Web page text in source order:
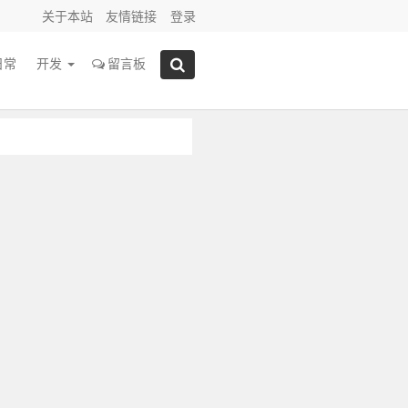
关于本站 友情链接 登录
常 开发 留言板